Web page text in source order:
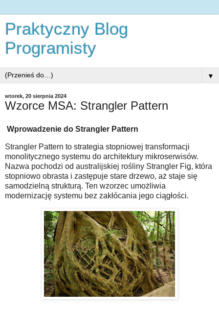
Praktyczny Blog
Programisty
▼
wtorek, 20 sierpnia 2024
Wzorce MSA: Strangler Pattern
Wprowadzenie do Strangler Pattern
Strangler Pattern to strategia stopniowej transformacji
monolitycznego systemu do architektury mikroserwisów.
Nazwa pochodzi od australijskiej rośliny Strangler Fig, która
stopniowo obrasta i zastępuje stare drzewo, aż staje się
samodzielną strukturą. Ten wzorzec umożliwia
modernizację systemu bez zakłócania jego ciągłości.